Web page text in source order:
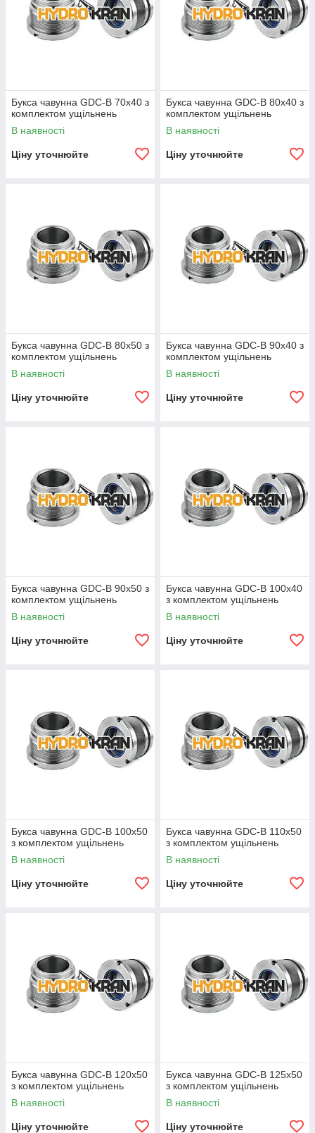
Букса чавунна GDC-B 70х40 з
комплектом ущільнень
В наявності
Ціну уточнюйте
Букса чавунна GDC-B 80х40 з
комплектом ущільнень
В наявності
Ціну уточнюйте
Букса чавунна GDC-B 80х50 з
комплектом ущільнень
В наявності
Ціну уточнюйте
Букса чавунна GDC-B 90х40 з
комплектом ущільнень
В наявності
Ціну уточнюйте
Букса чавунна GDC-B 90х50 з
комплектом ущільнень
В наявності
Ціну уточнюйте
Букса чавунна GDC-B 100х40
з комплектом ущільнень
В наявності
Ціну уточнюйте
Букса чавунна GDC-B 100х50
з комплектом ущільнень
В наявності
Ціну уточнюйте
Букса чавунна GDC-B 110х50
з комплектом ущільнень
В наявності
Ціну уточнюйте
Букса чавунна GDC-B 120х50
з комплектом ущільнень
В наявності
Ціну уточнюйте
Букса чавунна GDC-B 125х50
з комплектом ущільнень
В наявності
Ціну уточнюйте